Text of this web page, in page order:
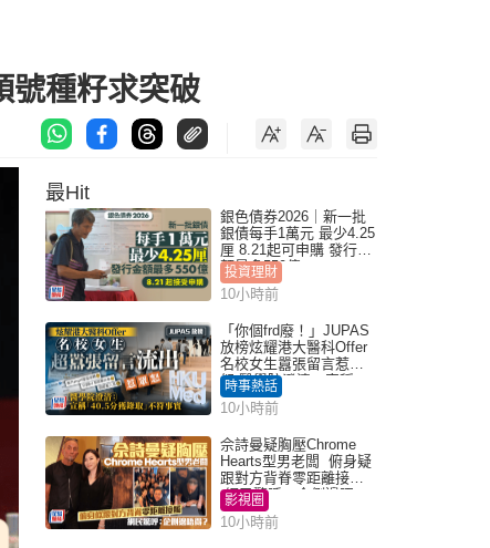
號種籽求突破
最Hit
銀色債券2026｜新一批
銀債每手1萬元 最少4.25
厘 8.21起可申購 發行金
額最多550億
投資理財
10小時前
「你個frd廢！」JUPAS
放榜炫耀港大醫科Offer
名校女生囂張留言惹眾
怒 醫學院澄清：宣稱
「40.5分獲錄取」不符事
實｜Juicy叮
時事熱話
10小時前
佘詩曼疑胸壓Chrome
Hearts型男老闆 俯身疑
跟對方背脊零距離接觸
網民驚呼：企側邊唔
得？
影視圈
10小時前